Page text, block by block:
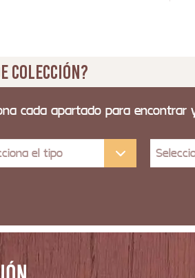
colección?
cada apartado para
el tipo